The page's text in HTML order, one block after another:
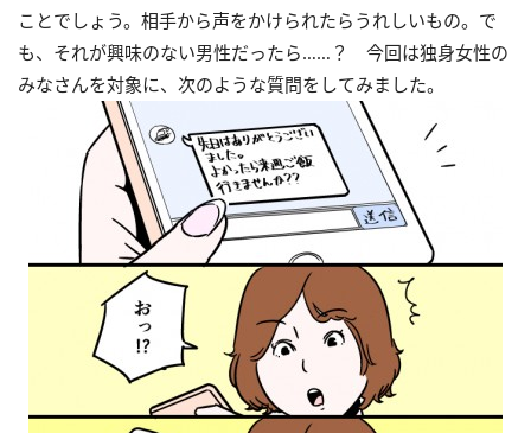
ことでしょう。相手から声をかけられたらうれしいもの。で
も、それが興味のない男性だったら……？ 今回は独身女性の
みなさんを対象に、次のような質問をしてみました。